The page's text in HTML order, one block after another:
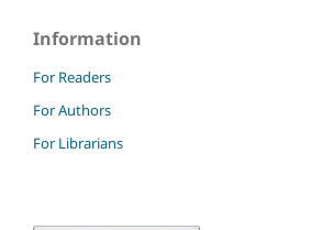
Information
For Readers
For Authors
For Librarians